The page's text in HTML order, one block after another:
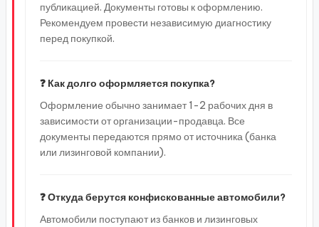
публикацией. Документы готовы к оформлению.
Рекомендуем провести независимую диагностику
перед покупкой.
❓ Как долго оформляется покупка?
Оформление обычно занимает 1-2 рабочих дня в
зависимости от организации-продавца. Все
документы передаются прямо от источника (банка
или лизинговой компании).
❓ Откуда берутся конфискованные автомобили?
Автомобили поступают из банков и лизинговых